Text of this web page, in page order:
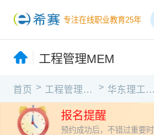
专注在线职业教育25年
工程管理MEM
首页 > 工程管理MEM > 华东理工大学
报名提醒
预约成功后，不错过重要